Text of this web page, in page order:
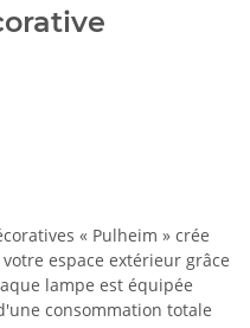
« Pulheim » crée
espace extérieur grâce
lampe est équipée
consommation totale